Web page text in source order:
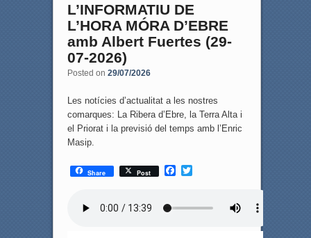
L’INFORMATIU DE
L’HORA MÓRA D’EBRE
amb Albert Fuertes (29-
07-2026)
Posted on 29/07/2026
Les notícies d’actualitat a les nostres
comarques: La Ribera d’Ebre, la Terra Alta i
el Priorat i la previsió del temps amb l’Enric
Masip.
Share Post
F
T